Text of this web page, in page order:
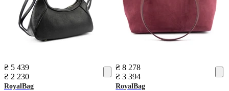
₴ 5 439
₴ 2 230
RoyalBag
₴ 8 278
₴ 3 394
RoyalBag